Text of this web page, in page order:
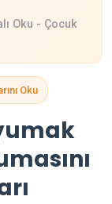
Oku - Çocuk
Oku